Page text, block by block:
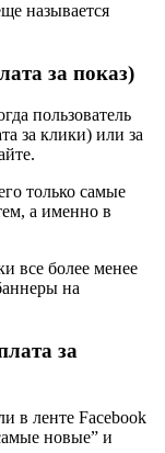
называется
за показ)
пользователь
за клики) или за
только самые
а именно в
все более менее
на
за
в ленте Facebook
новые” и